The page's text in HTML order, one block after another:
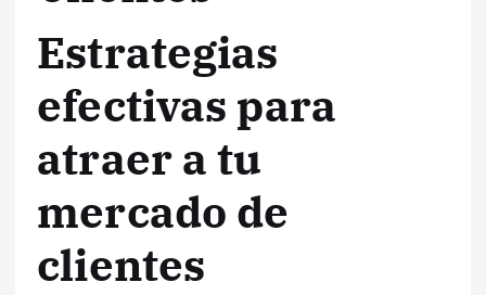
Estrategias
efectivas para
atraer a tu
mercado de
clientes